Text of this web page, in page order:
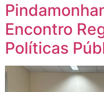
Encontro
Políticas